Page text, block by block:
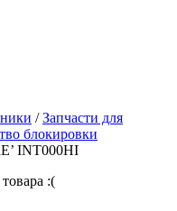
/Запчасти для
блокировки
INT000HI
:(